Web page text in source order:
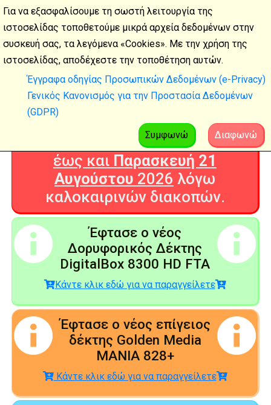
Καλοκαιρινές
διακοπές
Η Ψηφιακή Τεχνολογία θα είναι
ΚΛΕΙΣΤΗ απόΔευτέρα 3
Αυγούστου2026
έως και Παρασκευή 21
Αυγούστου 2026 λόγω
καλοκαιρινών διακοπών.
Έφτασε ο νέος
Δορυφορικός Δέκτης
DigitalBox 8300 HD FTA
Κάντε κλικ εδώ για να παραγγείλετε
Έφτασε ο νέος επίγειος
δέκτης Golden Media
MANIA 828+
Κάντε κλικ εδώ για να παραγγείλετε
Για να εξασφαλίσουμε τη σωστή λειτουργία της
ιστοσελίδας τοποθετούμε μικρά αρχεία δεδομένων στην
συσκευή σας, τα λεγόμενα «Cookies». Με την χρήση της
ιστοσελίδας, αποδέχεστε την τοποθέτηση αυτών.
Έγγραφα οδηγίας Προσωπικών Δεδομένων (e-Privacy)
Γενικός Κανονισμός για την Προστασία Δεδομένων
(GDPR)
Διαφωνώ
Συμφωνώ